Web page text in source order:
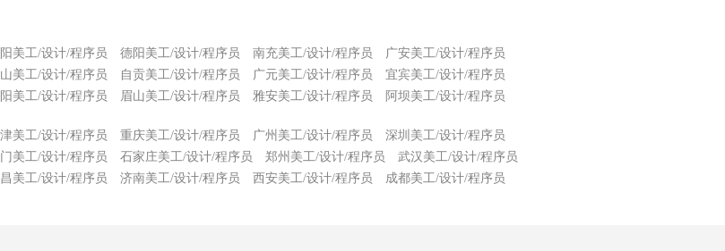
美工/设计/程序员 德阳美工/设计/程序员 南充美工/设计/程序员
广安美工/设计/程序员
美工/设计/程序员 自贡美工/设计/程序员 广元美工/设计/程序员
宜宾美工/设计/程序员
美工/设计/程序员 眉山美工/设计/程序员 雅安美工/设计/程序员 阿坝美工/设计/程序员
美工/设计/程序员 重庆美工/设计/程序员 广州美工/设计/程序员
深圳美工/设计/程序员
美工/设计/程序员 石家庄美工/设计/程序员 郑州美工/设计/程序员
武汉美工/设计/程序员
美工/设计/程序员 济南美工/设计/程序员 西安美工/设计/程序员 成都美工/设计/程序员